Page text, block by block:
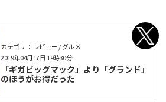
カテゴリ： レビュー / グルメ
「ギガビッグマック」より「グランド」
のほうがお得だった
2019年04月17日 19時30分